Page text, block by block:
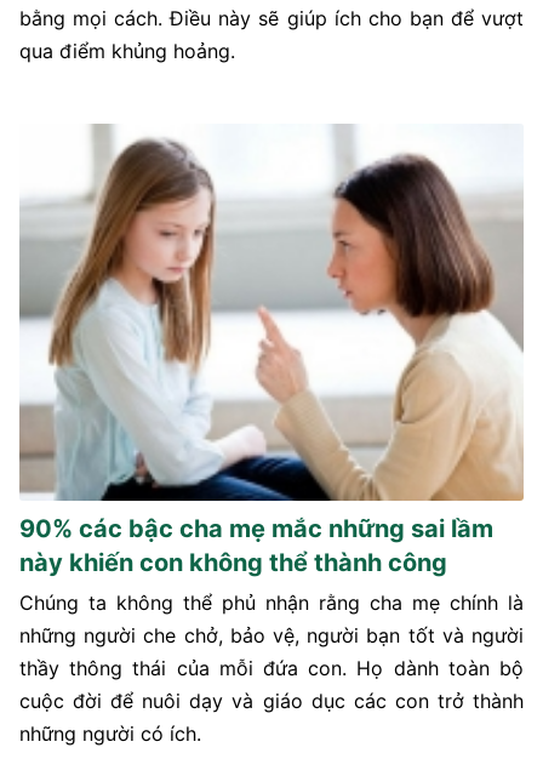
bằng mọi cách. Điều này sẽ giúp ích cho bạn để vượt
qua điểm khủng hoảng.
90% các bậc cha mẹ mắc những sai lầm
này khiến con không thể thành công
Chúng ta không thể phủ nhận rằng cha mẹ chính là
những người che chở, bảo vệ, người bạn tốt và người
thầy thông thái của mỗi đứa con. Họ dành toàn bộ
cuộc đời để nuôi dạy và giáo dục các con trở thành
những người có ích.